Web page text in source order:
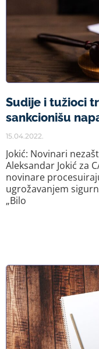
Sudije i tužioci
sankcionišu
15.04.2022.
Jokić: Novinari
Aleksandar Jokić za
novinare
ugrožavanjem
„Bilo